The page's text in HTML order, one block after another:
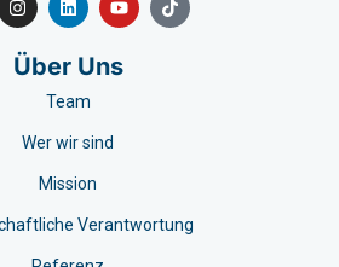
Über Uns
Team
Wer wir sind
Mission
Verantwortung